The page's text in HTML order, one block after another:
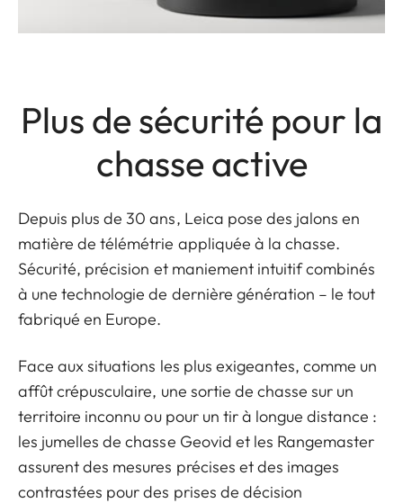
Plus de sécurité pour la
chasse active
Depuis plus de 30 ans, Leica pose des jalons en
matière de télémétrie appliquée à la chasse.
Sécurité, précision et maniement intuitif combinés
à une technologie de dernière génération – le tout
fabriqué en Europe.
Face aux situations les plus exigeantes, comme un
affût crépusculaire, une sortie de chasse sur un
territoire inconnu ou pour un tir à longue distance :
les jumelles de chasse Geovid et les Rangemaster
assurent des mesures précises et des images
contrastées pour des prises de décision